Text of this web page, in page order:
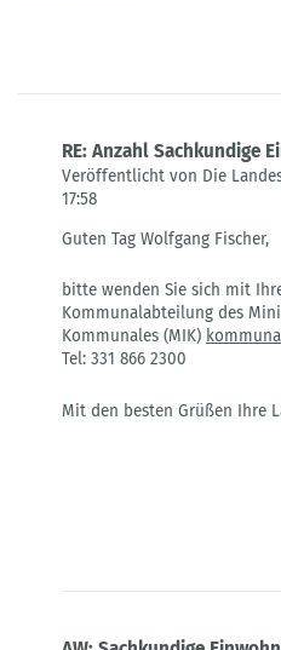
RE: Anzahl Sachkundige
Veröffentlicht von Die
17:58
auf
der
sachkundigen
Einwohner
von
Fischer
Guten Tag Wolfgang Fischer,
bitte wenden Sie sich mit
Kommunalabteilung des
Kommunales (MIK)
Tel: 331 866 2300
Mit den besten Grüßen Ihre